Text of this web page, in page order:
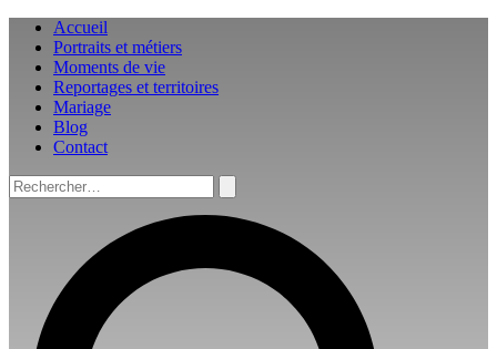
Aller
contenu
Accueil
Portraits et métiers
Moments de vie
Reportages et territoires
Mariage
Blog
Contact
Rechercher :